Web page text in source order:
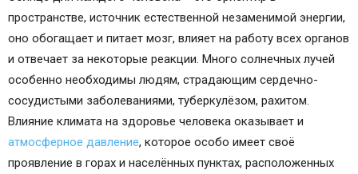
пространстве, источник естественной незаменимой энергии,
оно обогащает и питает мозг, влияет на работу всех органов
и отвечает за некоторые реакции. Много солнечных лучей
особенно необходимы людям, страдающим сердечно-
сосудистыми заболеваниями, туберкулёзом, рахитом.
Влияние климата на здоровье человека оказывает и
атмосферное давление, которое особо имеет своё
проявление в горах и населённых пунктах, расположенных